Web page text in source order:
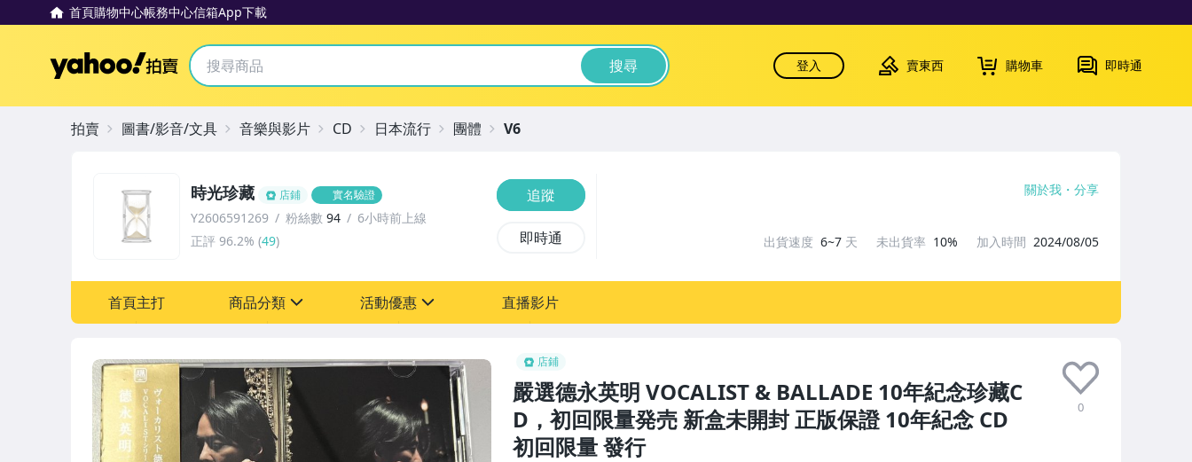
首頁購物中心帳務中心信箱App下載
Yahoo拍賣 搜尋 登入 賣東西 購物車 即時通
店鋪
嚴選德永英明 VOCALIST & BALLADE 10年紀念珍藏C
D，初回限量発売 新盒未開封 正版保證 10年紀念 CD
初回限量 發行
0
時光珍藏 店鋪 實名驗證
Y2606591269 粉絲數 94
6小時前上線
正評 96.2% (49)
追蹤
即時通
關於我 分享
出貨速度 6~7 天 未出貨率 10% 加入時間 2024/08/05
首頁主打 商品分類 活動優惠
[全店] 週年慶
直播影片
拍賣 圖書/影音/文具 音樂與影片 CD 日本流行 團體 V6